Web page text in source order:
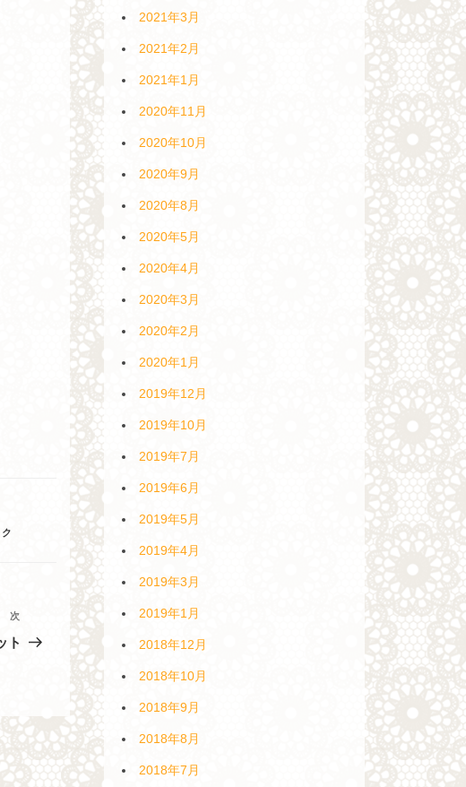
次
ト
2021年3月
2021年2月
2021年1月
2020年11月
2020年10月
2020年9月
2020年8月
2020年5月
2020年4月
2020年3月
2020年2月
2020年1月
2019年12月
2019年10月
2019年7月
2019年6月
2019年5月
2019年4月
2019年3月
2019年1月
2018年12月
2018年10月
2018年9月
2018年8月
2018年7月